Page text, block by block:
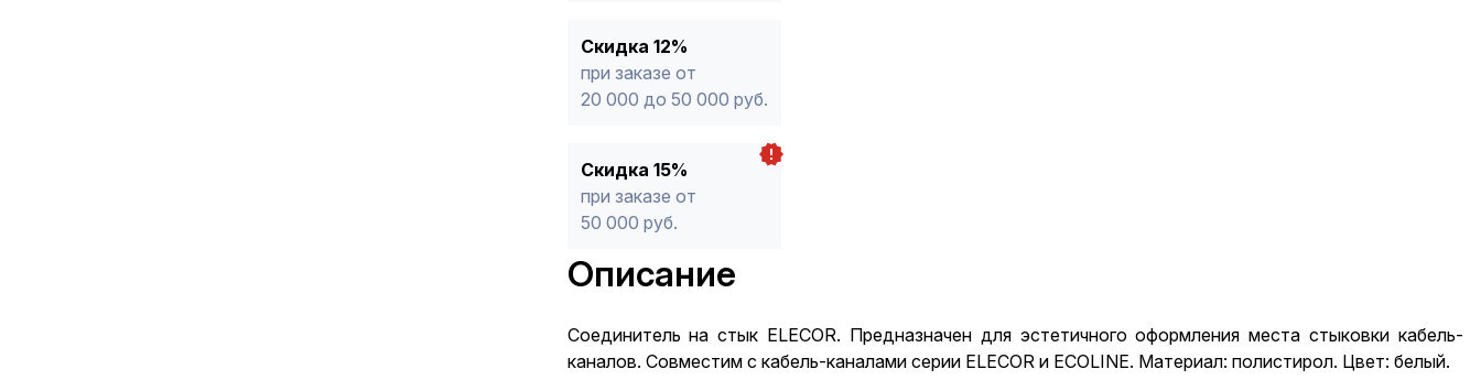
Скидка 12%
при заказе от
20 000 до 50 000 руб.
Скидка 15%
при заказе от
50 000 руб.
Описание
Соединитель на стык ELECOR. Предназначен для эстетичного оформления места стыковки кабель-
каналов. Совместим с кабель-каналами серии ELECOR и ECOLINE. Материал: полистирол. Цвет: белый.